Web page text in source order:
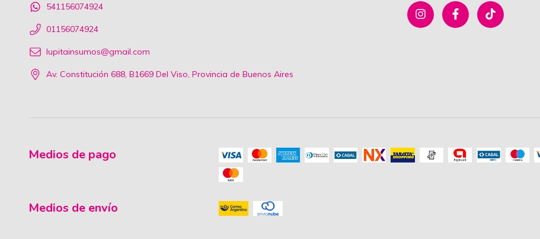
541156074924
01156074924
lupitainsumos@gmail.com
Av. Constitución 688, B1669 Del Viso, Provincia de Buenos Aires
Medios de pago
Medios de envío